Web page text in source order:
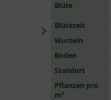
Blüte
Blütezeit
Wurzeln
Boden
Standort
Pflanzen pro
m²